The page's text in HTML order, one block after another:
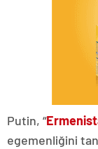
Putin, “
egemenliğini